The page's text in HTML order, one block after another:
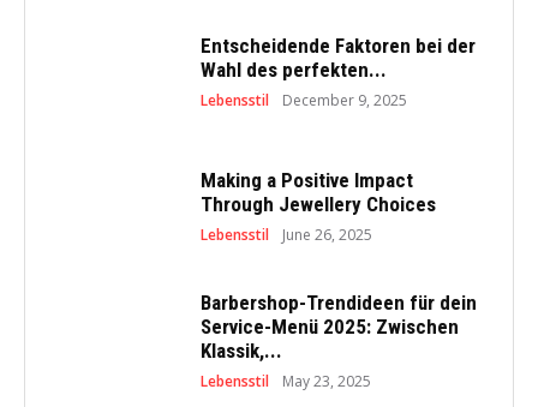
Entscheidende Faktoren bei der
Wahl des perfekten...
Lebensstil December 9, 2025
Making a Positive Impact
Through Jewellery Choices
Lebensstil June 26, 2025
Barbershop-Trendideen für dein
Service-Menü 2025: Zwischen
Klassik,...
Lebensstil May 23, 2025